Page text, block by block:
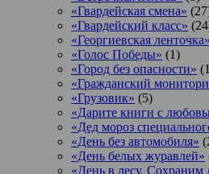
«Гвардейская смена»
«Гвардейский класс»
«Георгиевская ленточка»
«Голос Победы» (1)
«Город без опасности»
«Гражданский
«Грузовик» (5)
«Дарите книги с
«Дед мороз
«День без автомобиля»
«День белых журавлей»
«День в лесу. Сохраним